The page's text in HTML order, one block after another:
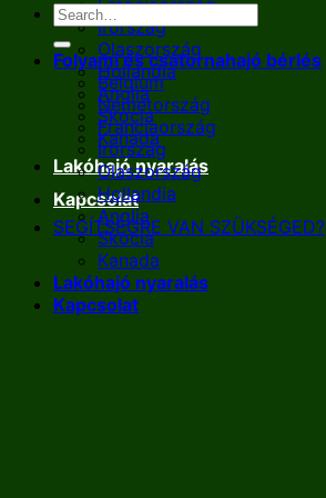
Franciaország
Írország
Olaszország
Hollandia
Anglia
Skócia
Kanada
Lakóhajó nyaralás
Kapcsolat
SEGÍTSÉGRE VAN SZÜKSÉGED?
Folyami és csatornahajó bérlés
Belgium
Németország
Franciaország
Írország
Olaszország
Hollandia
Anglia
Skócia
Kanada
Lakóhajó nyaralás
Kapcsolat